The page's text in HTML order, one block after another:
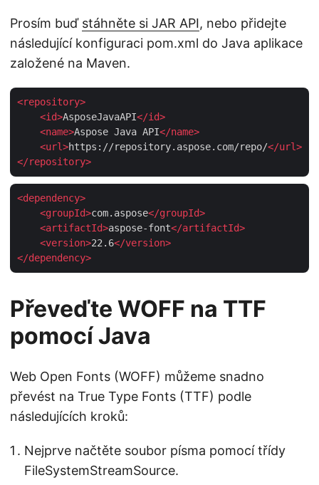
Prosím buď stáhněte si JAR API, nebo přidejte
následující konfiguraci pom.xml do Java aplikace
založené na Maven.
<repository>
<id>AsposeJavaAPI</id>
<name>Aspose Java API</name>
<url>https://repository.aspose.com/repo/</url>
</repository>
<dependency>
<groupId>com.aspose</groupId>
<artifactId>aspose-font</artifactId>
<version>22.6</version>
</dependency>
Převeďte WOFF na TTF
pomocí Java
Web Open Fonts (WOFF) můžeme snadno
převést na True Type Fonts (TTF) podle
následujících kroků:
Nejprve načtěte soubor písma pomocí třídy
FileSystemStreamSource.